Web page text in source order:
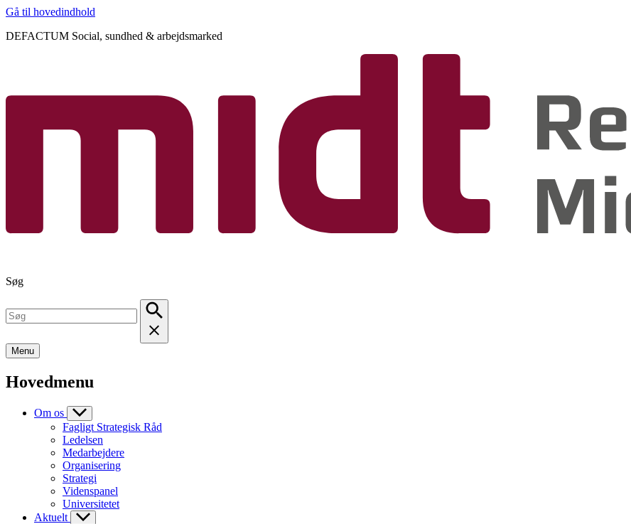
Gå til hovedindhold
DEFACTUM Social, sundhed & arbejdsmarked
Søg
Menu
Hovedmenu
Om os
Fagligt Strategisk Råd
Ledelsen
Medarbejdere
Organisering
Strategi
Videnspanel
Universitetet
Aktuelt